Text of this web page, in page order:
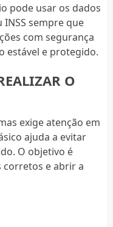
pode usar os dados
sempre que
com segurança
estável e protegido.
O
exige atenção em
ajuda a evitar
O objetivo é
corretos e abrir a